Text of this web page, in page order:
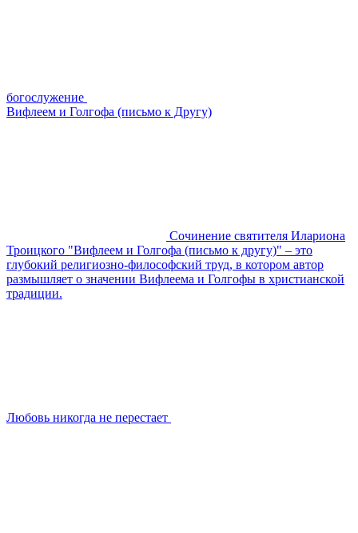
богослужение
Вифлеем и Голгофа (письмо к Другу)
Сочинение святителя Илариона
Троицкого "Вифлеем и Голгофа (письмо к другу)" – это
глубокий религиозно-философский труд, в котором автор
размышляет о значении Вифлеема и Голгофы в христианской
традиции.
Любовь никогда не перестает